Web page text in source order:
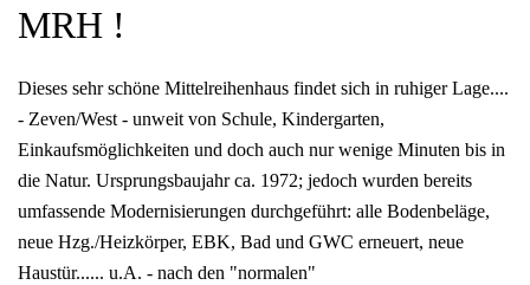
MRH !
Dieses sehr schöne Mittelreihenhaus findet sich in ruhiger Lage....
- Zeven/West - unweit von Schule, Kindergarten,
Einkaufsmöglichkeiten und doch auch nur wenige Minuten bis in
die Natur. Ursprungsbaujahr ca. 1972; jedoch wurden bereits
umfassende Modernisierungen durchgeführt: alle Bodenbeläge,
neue Hzg./Heizkörper, EBK, Bad und GWC erneuert, neue
Haustür...... u.A. - nach den "normalen"